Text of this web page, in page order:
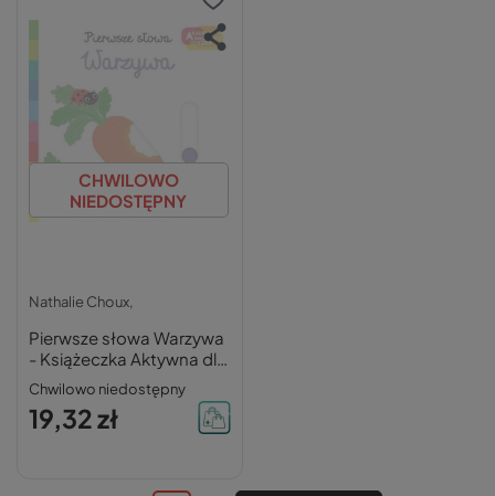
CHWILOWO
NIEDOSTĘPNY
Nathalie Choux,
Pierwsze słowa Warzywa
- Książeczka Aktywna dla
Niemowląt 0+
HarperKids
Chwilowo niedostępny
19,32 zł